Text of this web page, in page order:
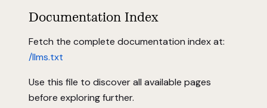
Documentation Index
Fetch the complete documentation index at:
/llms.txt
Use this file to discover all available pages
before exploring further.